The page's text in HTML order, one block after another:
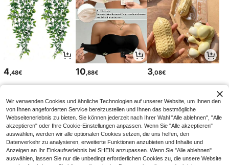
4,48€ 10,88€ 3,08€
Wir verwenden Cookies und ähnliche Technologien auf unserer Website, um Ihnen den
von Ihnen angeforderten Service bereitzustellen und Ihnen das bestmögliche
Webseitenerlebnis zu bieten. Sie können jederzeit nach Ihrer Wahl "Alle ablehnen", "Alle
akzeptieren" oder Ihre Cookie-Einstellungen anpassen. Wenn Sie "Alle akzeptieren"
auswählen, werden wir alle optionalen Cookies setzen, die uns helfen, den
Datenverkehr zu analysieren, erweiterte Funktionen anzubieten und Inhalte und
Anzeigen an Ihr Einkaufserlebnis bei SHEIN anzupassen. Wenn Sie "Alle ablehnen"
auswählen, lassen Sie nur die unbedingt erforderlichen Cookies zu, die unsere Website